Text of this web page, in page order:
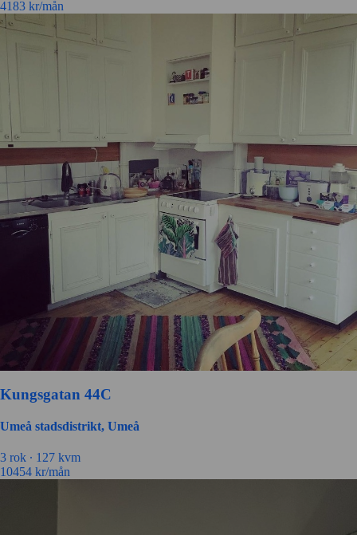
4183 kr/mån
Kungsgatan 44C
Umeå stadsdistrikt, Umeå
3 rok ∙ 127 kvm
10454 kr/mån